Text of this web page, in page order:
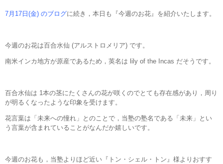
7月17日(金) のブログに続き，本日も『今週のお花』を紹介いたします。
今週のお花は百合水仙 (アルストロメリア) です。
南米インカ地方が原産であるため，英名は lily of the Incas だそうです。
百合水仙は 1本の茎にたくさんの花が咲くのでとても存在感があり，周り
が明るくなったような印象を受けます。
花言葉は「未来への憧れ」とのことで，当塾の塾名である「未来」とい
う言葉が含まれていることがなんだか嬉しいです。
今週のお花も，当塾よりほど近い『トン・シェル・トン』様よりおすす